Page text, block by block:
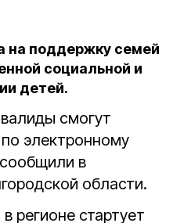
на поддержку семей
социальной и
детей.
смогут
электронному
в
области.
в регионе стартует